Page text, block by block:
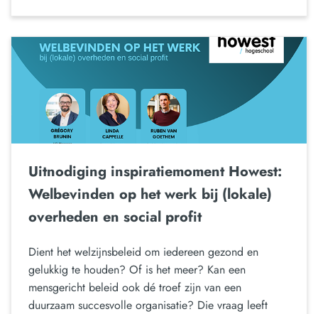
Uitnodiging inspiratiemoment Howest:
Welbevinden op het werk bij (lokale)
overheden en social profit
Dient het welzijnsbeleid om iedereen gezond en
gelukkig te houden? Of is het meer? Kan een
mensgericht beleid ook dé troef zijn van een
duurzaam succesvolle organisatie? Die vraag leeft